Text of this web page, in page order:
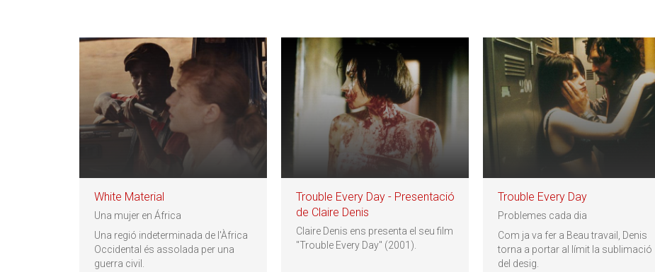
White Material
Una mujer en África
Una regió indeterminada de l'Àfrica
Occidental és assolada per una
guerra civil.
Trouble Every Day - Presentació
de Claire Denis
Claire Denis ens presenta el seu film
"Trouble Every Day" (2001).
Trouble Every Day
Problemes cada dia
Com ja va fer a Beau travail, Denis
torna a portar al límit la sublimació
del desig.